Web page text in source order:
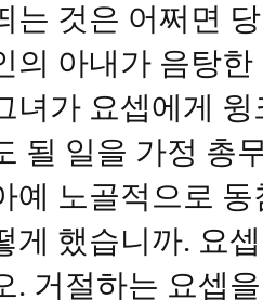
는 것은 어쩌면
의 아내가 음탕
녀가 요셉에게
될 일을 가정 총
예 노골적으로
게 했습니까. 요
. 거절하는 요셉